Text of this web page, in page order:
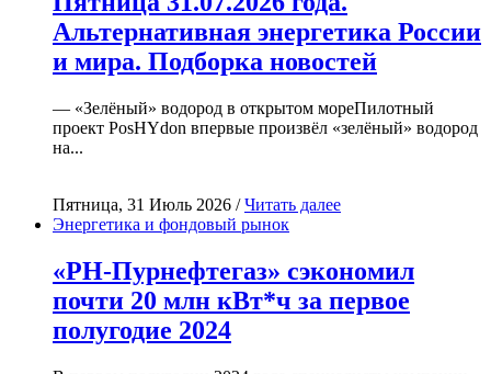
Альтернативная энергетика России
и мира. Подборка новостей
— «Зелёный» водород в открытом мореПилотный
проект PosHYdon впервые произвёл «зелёный» водород
на...
Пятница, 31 Июль 2026 /Читать далее
Энергетика и фондовый рынок
«РН-Пурнефтегаз» сэкономил
почти 20 млн кВт*ч за первое
полугодие 2024